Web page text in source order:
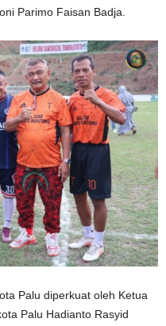
Parimo Faisan Badja.
Palu diperkuat oleh Ketua
Palu Hadianto Rasyid